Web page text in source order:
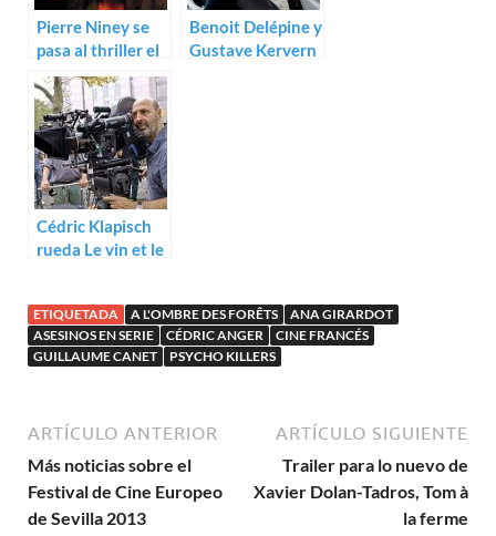
Pierre Niney se
pasa al thriller el
L’homme de paille
Benoit Delépine y
Gustave Kervern
Cédric Klapisch
rueda Le vin et le
ETIQUETADA A L'OMBRE DES FORÊTS
ANA GIRARDOT
ASESINOS EN SERIE
CÉDRIC ANGER
CINE FRANCÉS
GUILLAUME CANET
PSYCHO KILLERS
ARTÍCULO ANTERIOR
Más noticias sobre el
Festival de Cine Europeo
de Sevilla 2013
ARTÍCULO SIGUIENTE
Trailer para lo nuevo de
Xavier Dolan-Tadros, Tom à
la ferme